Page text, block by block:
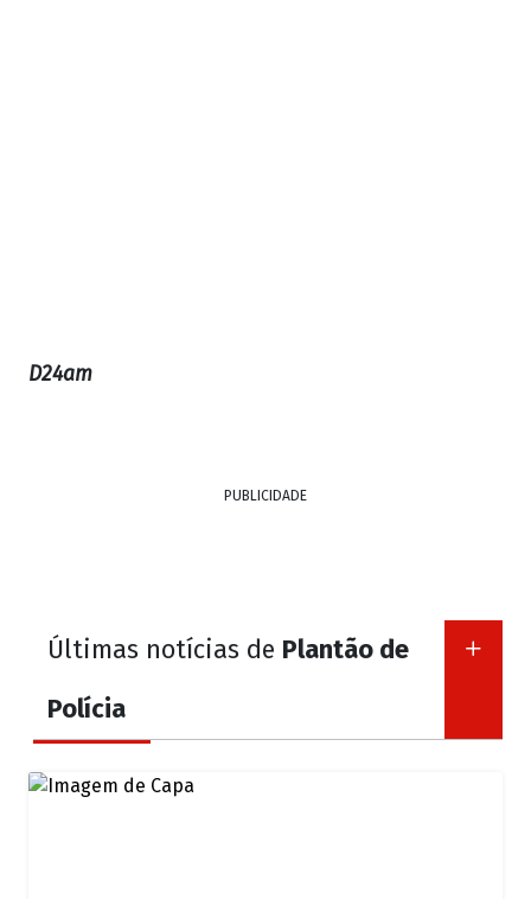
D24am
PUBLICIDADE
Últimas notícias de Plantão de
Polícia